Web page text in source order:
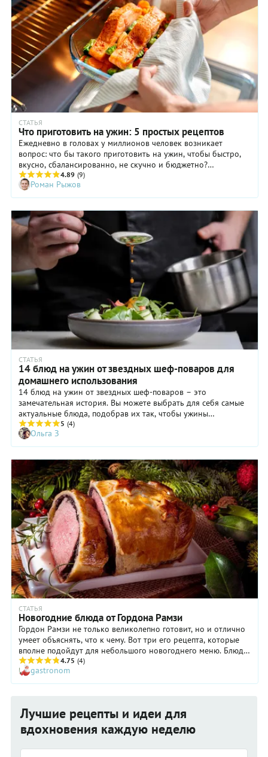
СТАТЬЯ
Что приготовить на ужин: 5 простых рецептов
Ежедневно в головах у миллионов человек возникает
вопрос: что бы такого приготовить на ужин, чтобы быстро,
вкусно, сбалансированно, не скучно и бюджетно?
Согласитесь, после особенно трудного рабочего дня не
очень-то тянет на кулинарные подвиги, а заказывать пиццу
пять вечеров в неделю тоже не вариант. Выход есть: нужно
подбирать быстро готовящиеся продукты, использовать
экономящие время кулинарные техники и уловки и
подружиться с различными кухонными гаджетами. Звучит
сложно, но на практике все проще простого.
4.89 (9)
Роман Рыжов
СТАТЬЯ
14 блюд на ужин от звездных шеф-поваров для
домашнего использования
14 блюд на ужин от звездных шеф-поваров – это
замечательная история. Вы можете выбрать для себя самые
актуальные блюда, подобрав их так, чтобы ужины
оставались бюджетными и состояли из доступных в обычных
супермаркетах продуктов. Совершенно нечаянно эта
подборка стала настоящим гимном сладкой молотой
паприке (обычной и копченой). Ну и курицу на ужин
знаменитые шеф-повара жалуют, демонстрируя, сколько
разных блюд можно из нее приготовить.
5 (4)
Ольга З
СТАТЬЯ
Новогодние блюда от Гордона Рамзи
Гордон Рамзи не только великолепно готовит, но и отлично
умеет объяснять, что к чему. Вот три его рецепта, которые
вполне подойдут для небольшого новогоднего меню. Блюда
готовятся легко, но выглядят вполне торжественно. А
главное, - все это очень вкусно!
4.75 (4)
gastronom
Лучшие рецепты и идеи для
вдохновения каждую неделю